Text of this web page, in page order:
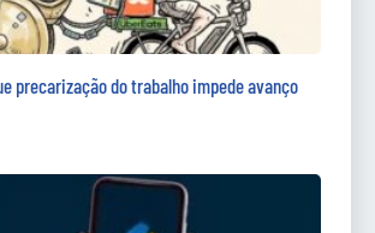
precarização do trabalho impede avanço